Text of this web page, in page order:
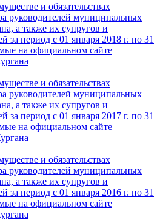
и обязательствах
руководителей муниципальных
а также их супругов и
за период с 01 января 2018 г. по 31
на официальном сайте
и обязательствах
руководителей муниципальных
а также их супругов и
за период с 01 января 2017 г. по 31
на официальном сайте
и обязательствах
руководителей муниципальных
а также их супругов и
за период с 01 января 2016 г. по 31
на официальном сайте